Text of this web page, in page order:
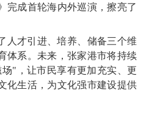
完成首轮海内外巡演，擦亮了
人才引进、培养、储备三个维
体系。未来，张家港市将持续
"，让市民享有更加充实、更
化生活，为文化强市建设提供